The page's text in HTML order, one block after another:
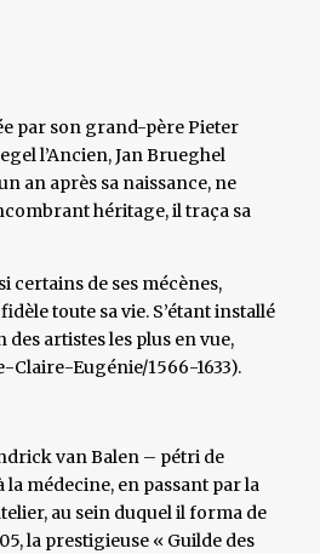
par son grand-père Pieter
l’Ancien, Jan Brueghel
an après sa naissance, ne
héritage, il traça sa
certains de ses mécènes,
toute sa vie. S’étant installé
artistes les plus en vue,
Claire-Eugénie/1566-1633).
van Balen – pétri de
la médecine, en passant par la
au sein duquel il forma de
la prestigieuse « Guilde des